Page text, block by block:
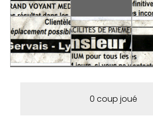
0 coup joué